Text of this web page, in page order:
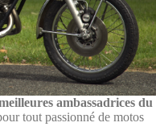
ambassadrices du
tout passionné de motos